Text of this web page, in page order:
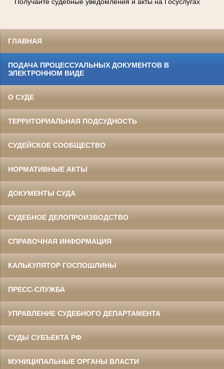
ГЛАВНАЯ
ПОДАЧА ПРОЦЕССУАЛЬНЫХ ДОКУМЕНТОВ В
ЭЛЕКТРОННОМ ВИДЕ
О СУДЕ
ТЕРРИТОРИАЛЬНАЯ ПОДСУДНОСТЬ
СУДЕЙСКОЕ СООБЩЕСТВО
НОРМАТИВНЫЕ АКТЫ
ДОКУМЕНТЫ СУДА
СУДЕБНОЕ ДЕЛОПРОИЗВОДСТВО
СПРАВОЧНАЯ ИНФОРМАЦИЯ
КАЛЬКУЛЯТОР ГОСПОШЛИНЫ
ПРЕСС-СЛУЖБА
УПРАВЛЕНИЕ СУДЕБНОГО ДЕПАРТАМЕНТА
СУДЫ СУБЪЕКТА РФ
МУНИЦИПАЛЬНЫЕ ОРГАНЫ ВЛАСТИ